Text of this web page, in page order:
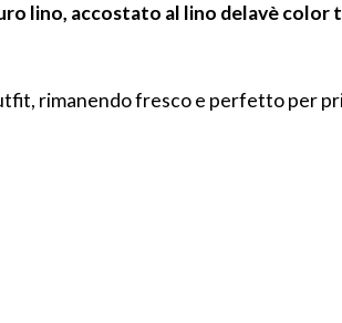
lino, accostato al lino delavè color
rimanendo fresco e perfetto per